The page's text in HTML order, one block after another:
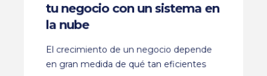
tu negocio con un sistema en
la nube
El crecimiento de un negocio depende
en gran medida de qué tan eficientes